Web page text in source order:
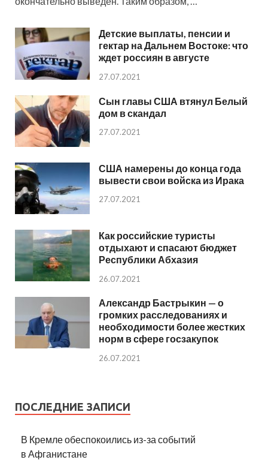
Детские выплаты, пенсии и
гектар на Дальнем Востоке: что
ждет россиян в августе
27.07.2021
Сын главы США втянул Белый
дом в скандал
27.07.2021
США намерены до конца года
вывести свои войска из Ирака
27.07.2021
Как российские туристы
отдыхают и спасают бюджет
Республики Абхазия
26.07.2021
Александр Бастрыкин — о
громких расследованиях и
необходимости более жестких
норм в сфере госзакупок
26.07.2021
ПОСЛЕДНИЕ ЗАПИСИ
В Кремле обеспокоились из-за событий
в Афганистане